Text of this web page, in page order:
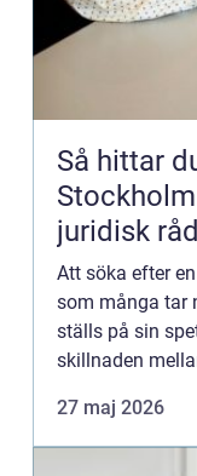
Så hittar
juridisk
Att söka efter
som många tar
ställs på sin
skillnaden
27 maj 2026